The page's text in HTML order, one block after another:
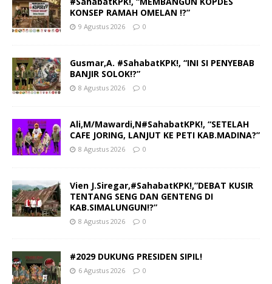
KONSEP RAMAH OMELAN !?”
9 Agustus 2026 0
Gusmar,A. #SahabatKPK!, “INI SI PENYEBAB
BANJIR SOLOK!?”
8 Agustus 2026 0
Ali,M/Mawardi,N#SahabatKPK!, “SETELAH
CAFE JORING, LANJUT KE PETI KAB.MADINA?”
8 Agustus 2026 0
Vien J.Siregar,#SahabatKPK!,”DEBAT KUSIR
TENTANG SENG DAN GENTENG DI
KAB.SIMALUNGUN!?”
8 Agustus 2026 0
#2029 DUKUNG PRESIDEN SIPIL!
6 Agustus 2026 0